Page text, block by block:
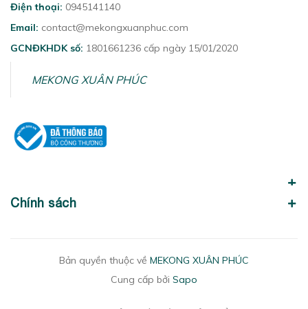
Điện thoại: 0945141140
Email: contact@mekongxuanphuc.com
GCNĐKHDK số: 1801661236 cấp ngày 15/01/2020
MEKONG XUÂN PHÚC
Chính sách
Bản quyền thuộc về MEKONG XUÂN PHÚC
Cung cấp bởi Sapo